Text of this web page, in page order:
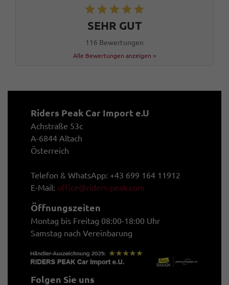
SEHR GUT
116 Bewertungen
Alle Bewertungen anzeigen >
Riders Peak Car Import e.U
Achstraße 53c
A-6844 Altach
Österreich
Telefon & WhatsApp: +43 699 164 11912
E-Mail: office@riders-peak.com
Öffnungszeiten
Montag bis Freitag 08:00-18:00 Uhr
Samstag nach Vereinbarung
Folgen Sie uns